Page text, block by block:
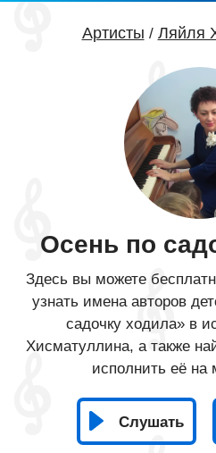
Артисты / Ляйля
Осень по
Здесь вы можете
узнать имена авторов
садочку ходила» в
Хисматуллина, а также
исполнить её на
Слушать